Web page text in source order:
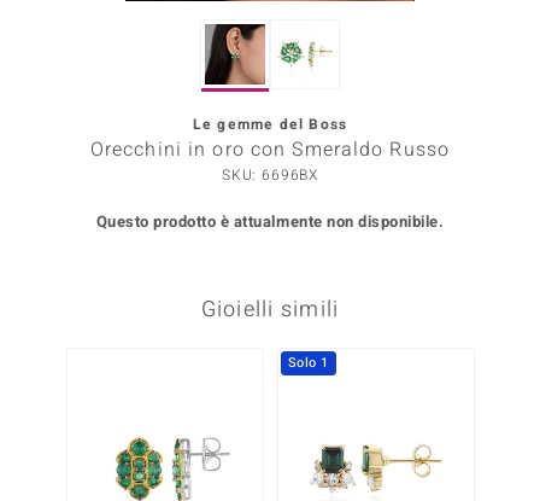
SELECTION
Le gemme del Boss
Orecchini in oro con Smeraldo Russo
SKU: 6696BX
Questo prodotto è attualmente non disponibile.
Gioielli simili
Solo 1